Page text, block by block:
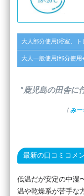
大人部分使用(浴室、
大人一般使用(部分使用
”鹿児島の田舎に
(
最新の口コミコメ
低温だが安定の中湿
温や乾燥系が苦手な